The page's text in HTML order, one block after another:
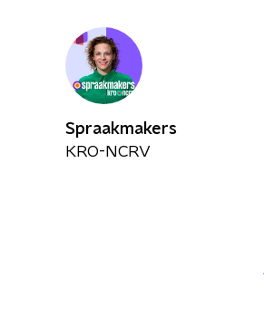
Spraakmakers
KRO-NCRV